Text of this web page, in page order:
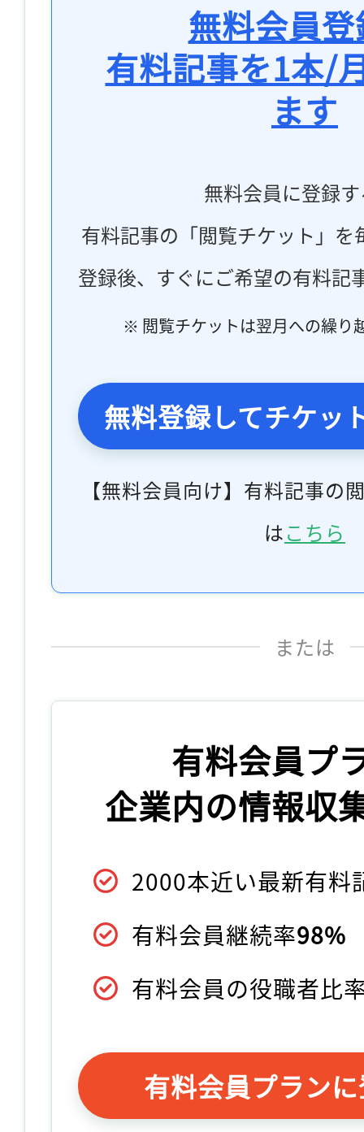
無料会員
有料記事を1本/
ます
無料会員に登録
有料記事の「閲覧チケット」
登録後、すぐにご希望の有料記
※ 閲覧チケットは翌月への繰り
無料登録してチケッ
【無料会員向け】有料記事の
はこちら
または
有料会員プ
企業内の情報収
2000本近い最新有料
有料会員継続率98%
有料会員の役職者比
有料会員プラン